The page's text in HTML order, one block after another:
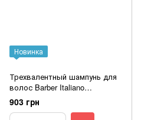
Новинка
Трехвалентный шампунь для
волос Barber Italiano
MICHELANGELO 250ml
903 грн